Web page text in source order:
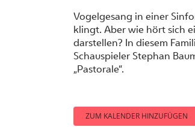
Vogelgesang in einer
klingt. Aber wie hört sich
darstellen? In diesem
Schauspieler Stephan
„Pastorale“.
ZUM KALENDER HINZUFÜGEN